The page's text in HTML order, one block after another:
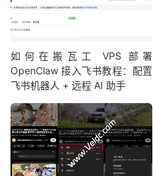
如何在搬瓦工 VPS 部署
OpenClaw 接入飞书教程：配置
飞书机器人 + 远程 AI 助手